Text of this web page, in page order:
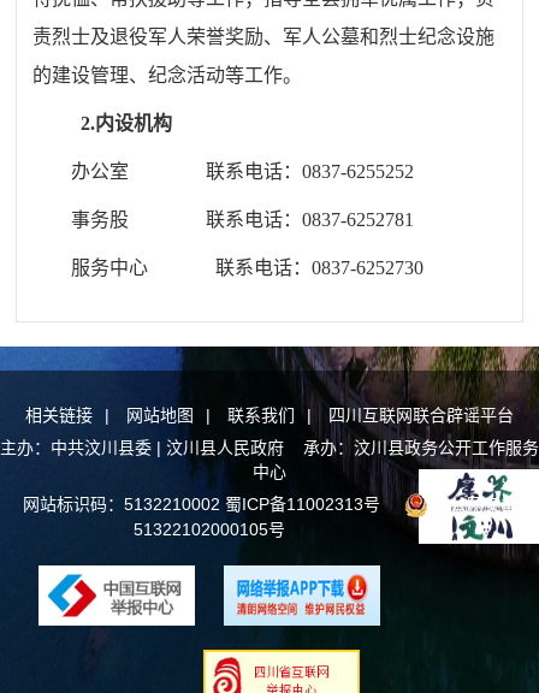
责烈士及退役军人荣誉奖励、军人公墓和烈士纪念设施
的建设管理、纪念活动等工作。
2.内设机构
办公室 联系电话：0837-6255252
事务股 联系电话：0837-6252781
服务中心 联系电话：0837-6252730
相关链接 | 网站地图 | 联系我们 |
四川互联网联合辟谣平台
主办：中共汶川县委 | 汶川县人民政府 承办：汶川县政务公开工作服务
中心
网站标识码：5132210002 蜀ICP备11002313号
川公网安备
51322102000105号